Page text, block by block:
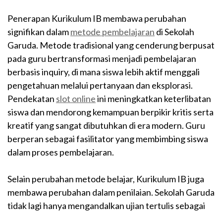
Penerapan Kurikulum IB membawa perubahan
signifikan dalammetode pembelajaran di Sekolah
Garuda. Metode tradisional yang cenderung berpusat
pada guru bertransformasi menjadi pembelajaran
berbasis inquiry, di mana siswa lebih aktif menggali
pengetahuan melalui pertanyaan dan eksplorasi.
Pendekatan slot onlineini meningkatkan keterlibatan
siswa dan mendorong kemampuan berpikir kritis serta
kreatif yang sangat dibutuhkan di era modern. Guru
berperan sebagai fasilitator yang membimbing siswa
dalam proses pembelajaran.
Selain perubahan metode belajar, Kurikulum IB juga
membawa perubahan dalam penilaian. Sekolah Garuda
tidak lagi hanya mengandalkan ujian tertulis sebagai